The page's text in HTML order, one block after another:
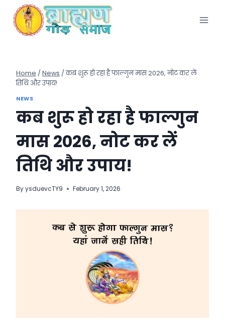
content
Home / News / कब शुरू हो रहा है फाल्गुन मास 2026, नोट कर लें
तिथि और उपाय!
NEWS
कब शुरू हो रहा है फाल्गुन
मास 2026, नोट कर लें
तिथि और उपाय!
ByysduevcTY9 February 1, 2026